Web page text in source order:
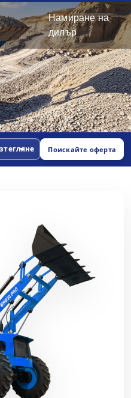
Намиране на
дилър
Поискайте оферта